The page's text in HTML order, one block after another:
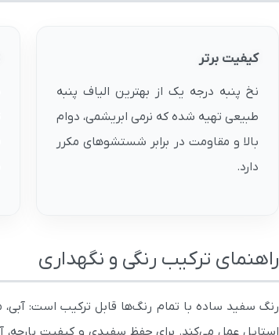
کیفیت برتر
نخ پنبه درجه یک از بهترین الیاف پنبه
طبیعی تهیه شده که نرمی ابریشمی، دوام
بالا و مقاومت در برابر شستشوهای مکرر
دارد.
راهنمای ترکیب رنگی و نگهداری
رنگ سفید ساده با تمام رنگ‌ها قابل ترکیب است: